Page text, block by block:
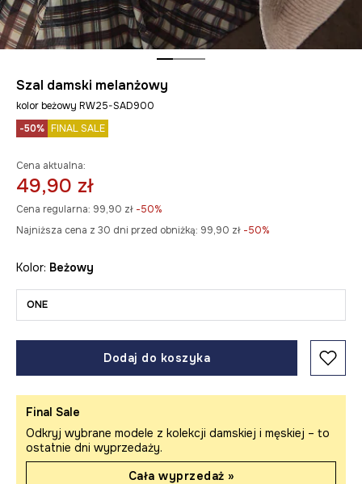
Szal damski melanżowy
kolor beżowy RW25-SAD900
-50% FINAL SALE
Cena aktualna:
49,90 zł
Cena regularna: 99,90 zł -50%
Najniższa cena z 30 dni przed obniżką: 99,90 zł -50%
Kolor: beżowy
ONE
Dodaj do koszyka
Final Sale
Odkryj wybrane modele z kolekcji damskiej i męskiej – to
ostatnie dni wyprzedaży.
Cała wyprzedaż »